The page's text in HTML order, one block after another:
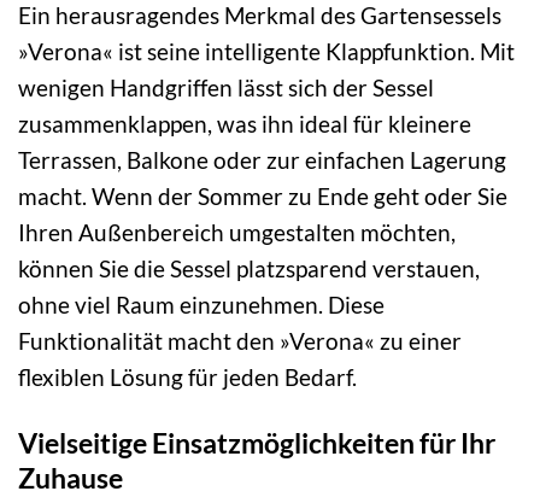
Ein herausragendes Merkmal des Gartensessels
»Verona« ist seine intelligente Klappfunktion. Mit
wenigen Handgriffen lässt sich der Sessel
zusammenklappen, was ihn ideal für kleinere
Terrassen, Balkone oder zur einfachen Lagerung
macht. Wenn der Sommer zu Ende geht oder Sie
Ihren Außenbereich umgestalten möchten,
können Sie die Sessel platzsparend verstauen,
ohne viel Raum einzunehmen. Diese
Funktionalität macht den »Verona« zu einer
flexiblen Lösung für jeden Bedarf.
Vielseitige Einsatzmöglichkeiten für Ihr
Zuhause